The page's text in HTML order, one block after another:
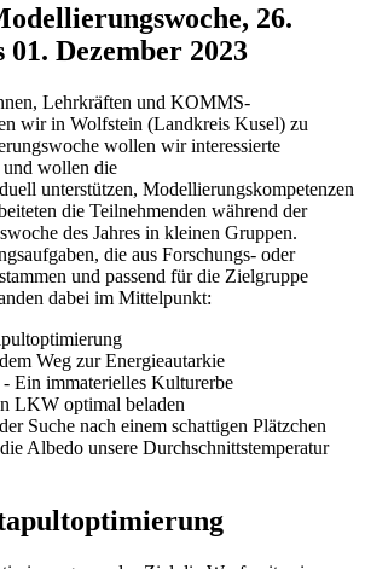
26.
Dezember 2023
Lehrkräften und KOMMS-
wir in Wolfstein (Landkreis Kusel) zu
wollen wir interessierte
und wollen die
unterstützen, Modellierungskompetenzen
die Teilnehmenden während der
des Jahres in kleinen Gruppen.
die aus Forschungs- oder
und passend für die Zielgruppe
dabei im Mittelpunkt:
Weg zur Energieautarkie
- Ein immaterielles Kulturerbe
LKW optimal beladen
Suche nach einem schattigen Plätzchen
Albedo unsere Durchschnittstemperatur